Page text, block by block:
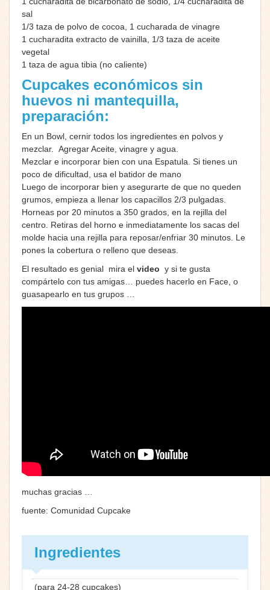
sal
1/3 taza de polvo de cocoa, 1 cucharada de vinagre
1 cucharadita extracto de vainilla, 1/3 taza de aceite
vegetal
1 taza de agua tibia (no caliente)
Cupcakes económicos sin
huevos ni mantequilla,
preparación:
En un Bowl, cernir todos los ingredientes en polvos y
mezclar. Agregar Aceite, vinagre y agua.
Mezclar e incorporar bien con una Espatula. Si tienes un
poco de dificultad, usa el batidor de mano
Luego de incorporar bien y asegurarte de que no queden
grumos, empieza a llenar los capacillos 2/3 pulgadas.
Horneas por 20 minutos a 350 grados, en la rejilla del
centro. Retiras del horno e inmediatamente los sacas del
molde hacia una rejilla para reposar/enfriar 30 minutos. Le
pones la cobertura o relleno que deseas.
El resultado es genial mira el video y si te gusta
compártelo con tus amigas… puedes hacerlo en Face, o
guasapearlo en tus grupos …
muchas gracias …
fuente: Comunidad Cupcake
Ingredientes
(para 24-28 cupcakes)